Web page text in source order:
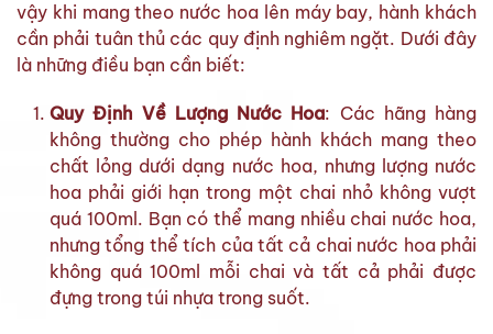
vậy khi mang theo nước hoa lên máy bay, hành khách
cần phải tuân thủ các quy định nghiêm ngặt. Dưới đây
là những điều bạn cần biết:
Quy Định Về Lượng Nước Hoa: Các hãng hàng
không thường cho phép hành khách mang theo
chất lỏng dưới dạng nước hoa, nhưng lượng nước
hoa phải giới hạn trong một chai nhỏ không vượt
quá 100ml. Bạn có thể mang nhiều chai nước hoa,
nhưng tổng thể tích của tất cả chai nước hoa phải
không quá 100ml mỗi chai và tất cả phải được
đựng trong túi nhựa trong suốt.